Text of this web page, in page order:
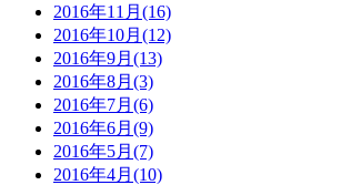
2016年11月(16)
2016年10月(12)
2016年9月(13)
2016年8月(3)
2016年7月(6)
2016年6月(9)
2016年5月(7)
2016年4月(10)